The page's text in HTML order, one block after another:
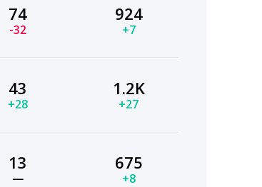
74
-32
924
+7
43
+28
1.2K
+27
13
—
675
+8